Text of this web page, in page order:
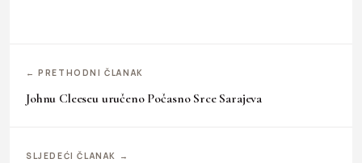
← PRETHODNI ČLANAK
Johnu Cleeseu uručeno Počasno Srce Sarajeva
SLJEDEĆI ČLANAK →